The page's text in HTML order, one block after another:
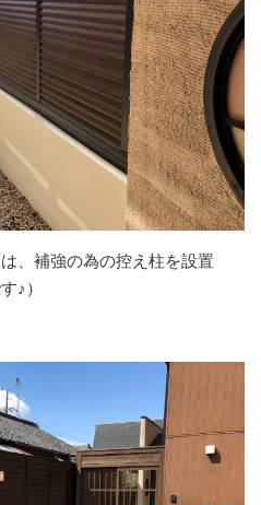
、補強の為の控え柱を設置
♪）